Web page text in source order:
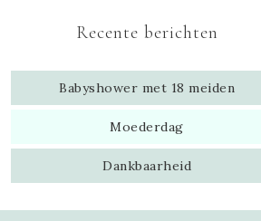
Recente berichten
Babyshower met 18 meiden
Moederdag
Dankbaarheid